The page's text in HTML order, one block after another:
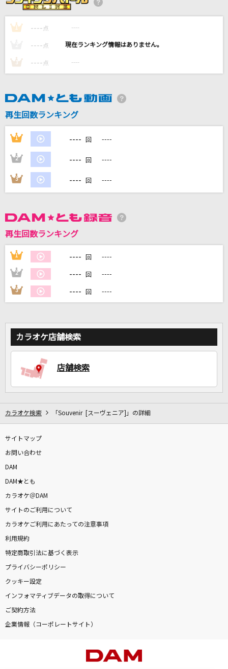
劇薬中毒
＝LOVE
[生音]真夏の夜の夢
松任谷由実(荒井由実)
藤原泰衡(鳥海浩輔)
[生音]高嶺の花子さん
back number
DAMの新曲・ランキングなど
DAMに会員登録・ログインして
カラオケをもっと楽しもう！
家族や友達と一緒に！練習にも！
1 ---- 点 ----
---- 点 ----
3 ---- 点 ----
再生回数ランキング
1 ---- 回 ----
2 ---- 回 ----
3 ---- 回 ----
再生回数ランキング
1 ---- 回 ----
2 ---- 回 ----
3 ---- 回 ----
カラオケ店舗検索
店舗検索
カラオケ検索 「Souvenir [スーヴェニア]」の詳細
サイトマップ
お問い合わせ
DAM
DAM★とも
カラオケ＠DAM
サイトのご利用について
カラオケご利用にあたっての注意事項
利用規約
特定商取引法に基づく表示
プライバシーポリシー
クッキー設定
インフォマティブデータの取得について
ご契約方法
企業情報（コーポレートサイト）